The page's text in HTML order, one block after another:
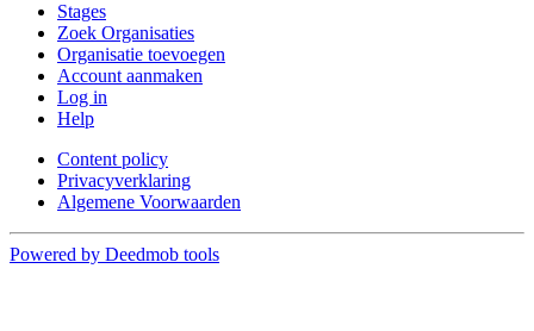
Stages
Zoek Organisaties
Organisatie toevoegen
Account aanmaken
Log in
Help
Content policy
Privacyverklaring
Algemene Voorwaarden
Powered by Deedmob tools